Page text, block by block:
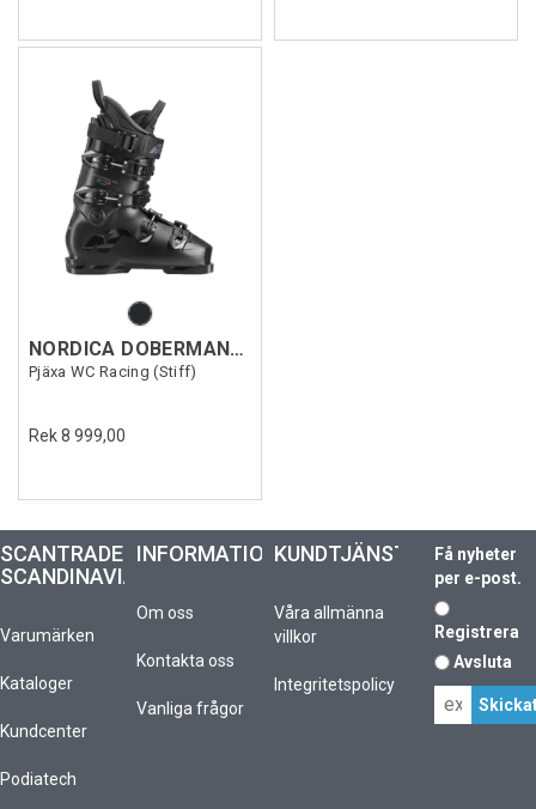
NORDICA DOBERMANN 5 RD S
Pjäxa WC Racing (Stiff)
Rek 8 999,00
SCANTRADE
SCANDINAVIA
Varumärken
Kataloger
Kundcenter
Podiatech
INFORMATION
Om oss
Kontakta oss
Vanliga frågor
KUNDTJÄNST
Våra allmänna
villkor
Integritetspolicy
Få nyheter
per e-post.
Registrera
Avsluta